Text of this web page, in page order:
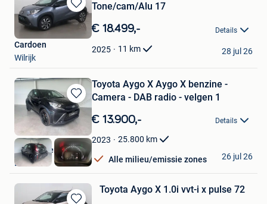
Bewaren
in
Mijn
Favorieten
Tone/cam/Alu 17
€ 18.499,- Details
2025 11 km
Cardoen
Wilrijk
28 jul 26
Bewaren
in
Mijn
Favorieten
Toyota Aygo X Aygo X benzine -
Camera - DAB radio - velgen 1
€ 13.900,- Details
2023 25.800 km
Alle milieu/emissie zones
AutocenterLDS
Lebbeke
26 jul 26
Toyota Aygo X 1.0i vvt-i x pulse 72